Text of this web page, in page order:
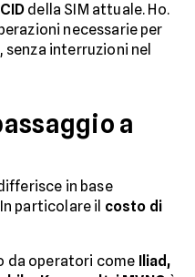
della SIM attuale. Ho.
necessarie per
interruzioni nel
a
in base
particolare il costo di
da operatori come Iliad,